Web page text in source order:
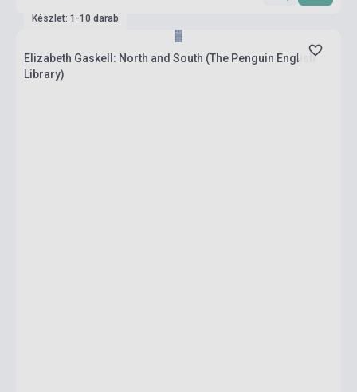
Készlet: 1-10 darab
Elizabeth Gaskell: North and South (The Penguin English
Library)